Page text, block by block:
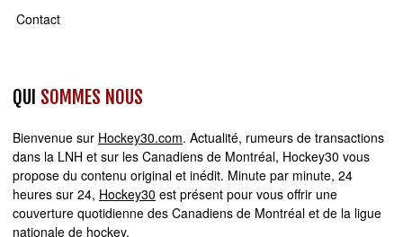
Contact
QUI SOMMES NOUS
Bienvenue sur Hockey30.com. Actualité, rumeurs de transactions
dans la LNH et sur les Canadiens de Montréal, Hockey30 vous
propose du contenu original et inédit. Minute par minute, 24
heures sur 24, Hockey30 est présent pour vous offrir une
couverture quotidienne des Canadiens de Montréal et de la ligue
nationale de hockey.